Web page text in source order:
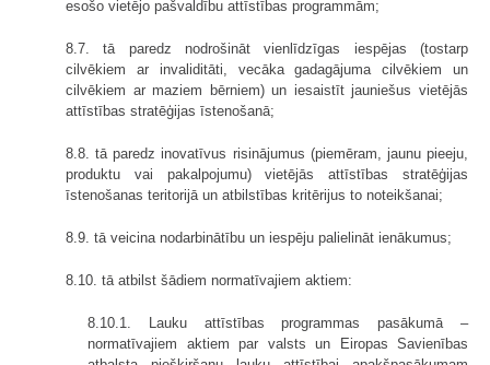
esošo vietējo pašvaldību attīstības programmām;
8.7. tā paredz nodrošināt vienlīdzīgas iespējas (tostarp
cilvēkiem ar invaliditāti, vecāka gadagājuma cilvēkiem un
cilvēkiem ar maziem bērniem) un iesaistīt jauniešus vietējās
attīstības stratēģijas īstenošanā;
8.8. tā paredz inovatīvus risinājumus (piemēram, jaunu pieeju,
produktu vai pakalpojumu) vietējās attīstības stratēģijas
īstenošanas teritorijā un atbilstības kritērijus to noteikšanai;
8.9. tā veicina nodarbinātību un iespēju palielināt ienākumus;
8.10. tā atbilst šādiem normatīvajiem aktiem:
8.10.1. Lauku attīstības programmas pasākumā –
normatīvajiem aktiem par valsts un Eiropas Savienības